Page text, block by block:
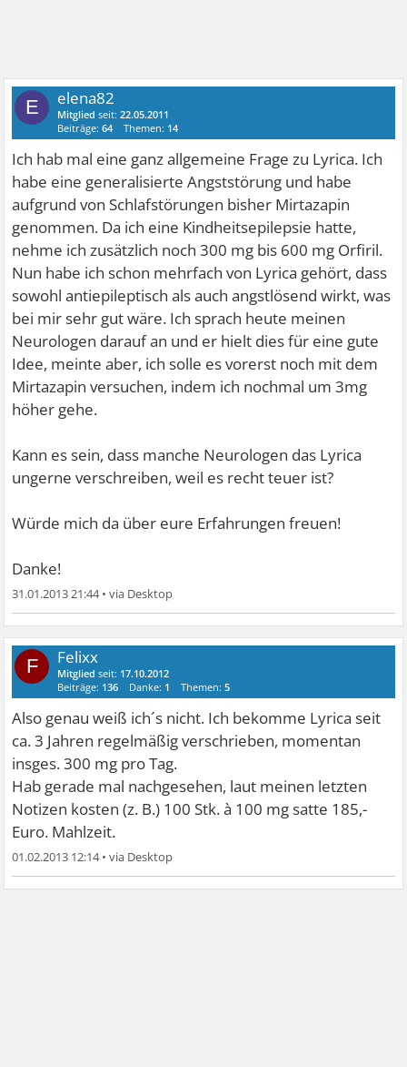
E elena82
Mitglied seit:22.05.2011
Beiträge:64 Themen: 14
Ich hab mal eine ganz allgemeine Frage zu Lyrica. Ich
habe eine generalisierte Angststörung und habe
aufgrund von Schlafstörungen bisher Mirtazapin
genommen. Da ich eine Kindheitsepilepsie hatte,
nehme ich zusätzlich noch 300 mg bis 600 mg Orfiril.
Nun habe ich schon mehrfach von Lyrica gehört, dass
sowohl antiepileptisch als auch angstlösend wirkt, was
bei mir sehr gut wäre. Ich sprach heute meinen
Neurologen darauf an und er hielt dies für eine gute
Idee, meinte aber, ich solle es vorerst noch mit dem
Mirtazapin versuchen, indem ich nochmal um 3mg
höher gehe.
Kann es sein, dass manche Neurologen das Lyrica
ungerne verschreiben, weil es recht teuer ist?
Würde mich da über eure Erfahrungen freuen!
Danke!
31.01.2013 21:44•
F Felixx
Mitglied seit: 17.10.2012
Beiträge: 136 Danke: 1 Themen:5
Also genau weiß ich´s nicht. Ich bekomme Lyrica seit
ca. 3 Jahren regelmäßig verschrieben, momentan
insges. 300 mg pro Tag.
Hab gerade mal nachgesehen, laut meinen letzten
Notizen kosten (z. B.) 100 Stk. à 100 mg satte 185,-
Euro. Mahlzeit.
01.02.2013 12:14•